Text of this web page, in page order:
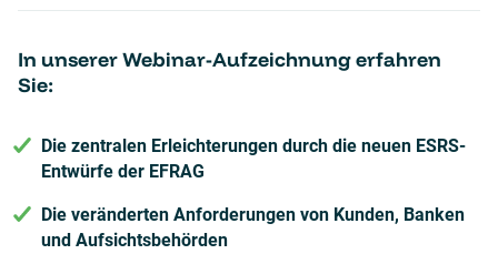
In unserer Webinar-Aufzeichnung erfahren
Sie:
Die zentralen Erleichterungen durch die neuen ESRS-
Entwürfe der EFRAG
Die veränderten Anforderungen von Kunden, Banken
und Aufsichtsbehörden